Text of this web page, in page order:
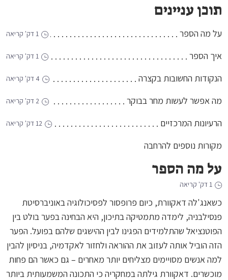
תוכן עניינים
על מה הספר
איך הספר
הנקודות החשובות בקצרה
מה אפשר לעשות מחר בבוקר
הרעיונות המרכזיים
מקורות נוספים להרחבה
על מה הספר
כשאנג'לה דאקוורת, כיום פרופסור לפסיכולוגיה באוניברסיטת
פנסילבניה, לימדה מתמטיקה בתיכון, היא הבחינה בפער בולט בין
הפוטנציאל שהתלמידים הפגינו לבין ההישגים שלהם בפועל. הפער
הזה הוביל אותה לעזוב את ההוראה ולחזור לאקדמיה, בניסיון להבין
למה אנשים מסויימים מצליחים יותר מאחרים – גם כאשר הם פחות
מוכשרים. דאקוורת גילתה במחקריה כי התכונה המשמעותית ביותר